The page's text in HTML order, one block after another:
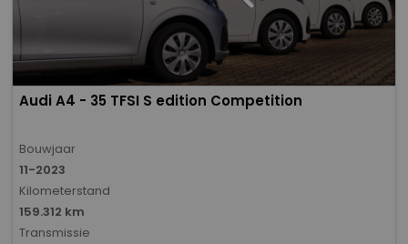
Audi A4 - 35 TFSI S edition Competition
Bouwjaar
11-2023
Kilometerstand
159.312 km
Transmissie